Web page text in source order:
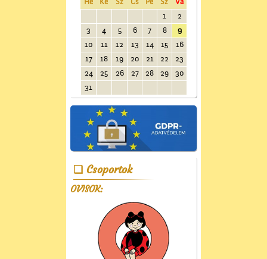
1
2
3
4 5 6 7 8
9
10
11 12 13 14 15
16
17
18 19 20 21 22
23
24
25 26 27 28 29
30
31
Csoportok
OVISOK: